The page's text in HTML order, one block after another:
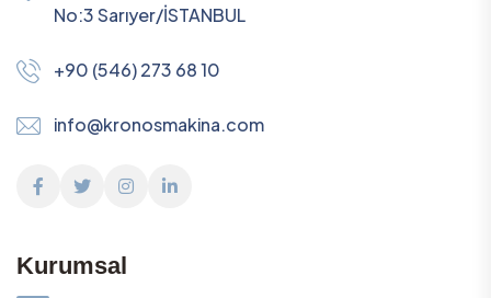
No:3 Sarıyer/İSTANBUL
+90 (546) 273 68 10
info@kronosmakina.com
Kurumsal